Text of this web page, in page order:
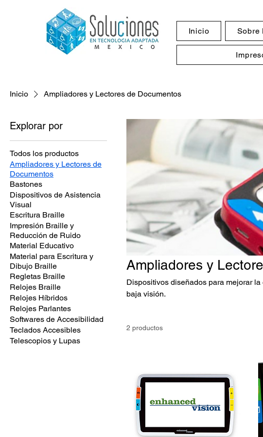
Inicio Sobre
Inicio Ampliadores y Lectores de Documentos
Explorar por
Todos los productos
Ampliadores y Lectores de
Documentos
Bastones
Dispositivos de Asistencia
Visual
Escritura Braille
Impresión Braille y
Reducción de Ruido
Material Educativo
Material para Escritura y
Dibujo Braille
Regletas Braille
Relojes Braille
Relojes Híbridos
Relojes Parlantes
Softwares de Accesibilidad
Teclados Accesibles
Telescopios y Lupas
Ampliadores y
Dispositivos diseñados para mejorar
baja visión.
2 productos